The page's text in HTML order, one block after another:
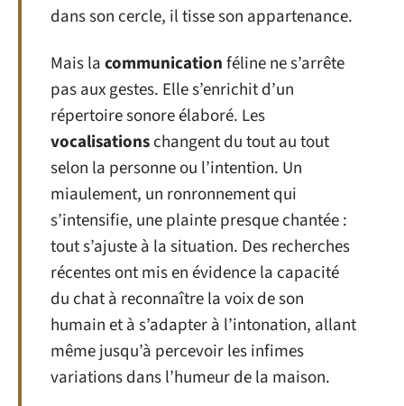
dans son cercle, il tisse son appartenance.
Mais lacommunicationféline ne s’arrête
pas aux gestes. Elle s’enrichit d’un
répertoire sonore élaboré. Les
vocalisationschangent du tout au tout
selon la personne ou l’intention. Un
miaulement, un ronronnement qui
s’intensifie, une plainte presque chantée :
tout s’ajuste à la situation. Des recherches
récentes ont mis en évidence la capacité
du chat à reconnaître la voix de son
humain et à s’adapter à l’intonation, allant
même jusqu’à percevoir les infimes
variations dans l’humeur de la maison.